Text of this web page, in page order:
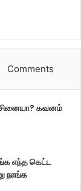
Comments
கவனம்
எந்த கெட்ட
நாங்க